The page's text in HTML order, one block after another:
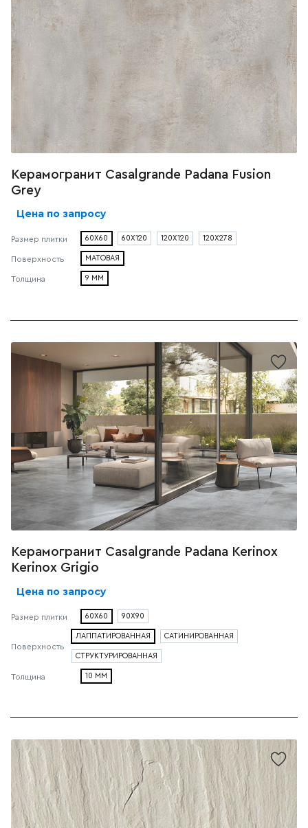
Керамогранит Casalgrande Padana Fusion
Grey
Цена по запросу
Размер плитки 60X60 60X120 120X120 120X278
Поверхность МАТОВАЯ
Толщина 9 ММ
Керамогранит Casalgrande Padana Kerinox
Kerinox Grigio
Цена по запросу
Размер плитки 60X60 90X90
Поверхность
ЛАППАТИРОВАННАЯ САТИНИРОВАННАЯ
СТРУКТУРИРОВАННАЯ
Толщина 10 ММ